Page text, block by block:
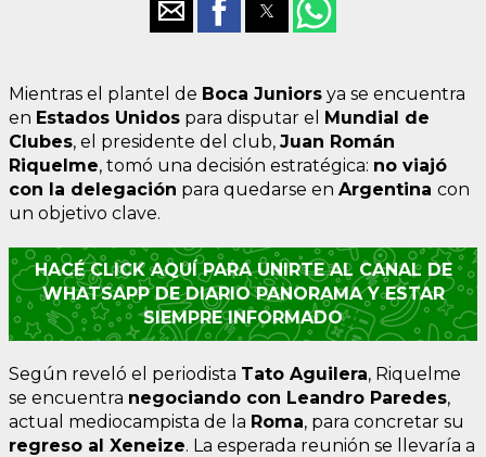
Mientras el plantel de Boca Juniors ya se encuentra
en Estados Unidos para disputar el Mundial de
Clubes, el presidente del club, Juan Román
Riquelme, tomó una decisión estratégica: no viajó
con la delegación para quedarse en Argentina con
un objetivo clave.
HACÉ CLICK AQUÍ PARA UNIRTE AL CANAL DE
WHATSAPP DE DIARIO PANORAMA Y ESTAR
SIEMPRE INFORMADO
Según reveló el periodista Tato Aguilera, Riquelme
se encuentra negociando con Leandro Paredes,
actual mediocampista de la Roma, para concretar su
regreso al Xeneize. La esperada reunión se llevaría a